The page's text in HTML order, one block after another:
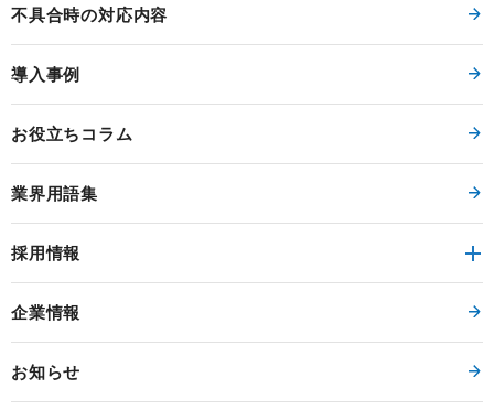
不具合時の対応内容
導入事例
お役立ちコラム
業界用語集
採用情報
企業情報
お知らせ